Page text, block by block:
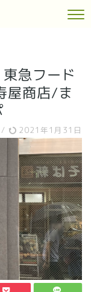
急フード
屋商店/ま
/ 2021年1月31日